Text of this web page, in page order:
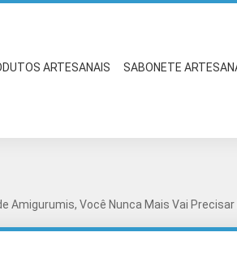
ARTESANAIS SABONETE
Amigurumis, Você Nunca Mais Vai